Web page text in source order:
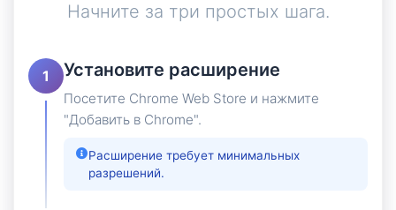
Начните за три простых шага.
1 Установите расширение
Посетите Chrome Web Store и нажмите
"Добавить в Chrome".
Расширение требует минимальных
разрешений.